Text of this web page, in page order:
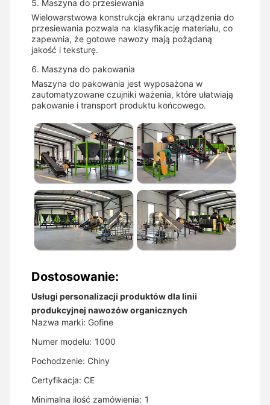
5. Maszyna do przesiewania
Wielowarstwowa konstrukcja ekranu urządzenia do
przesiewania pozwala na klasyfikację materiału, co
zapewnia, że gotowe nawozy mają pożądaną
jakość i teksturę.
6. Maszyna do pakowania
Maszyna do pakowania jest wyposażona w
zautomatyzowane czujniki ważenia, które ułatwiają
pakowanie i transport produktu końcowego.
Dostosowanie:
Usługi personalizacji produktów dla linii
produkcyjnej nawozów organicznych
Nazwa marki: Gofine
Numer modelu: 1000
Pochodzenie: Chiny
Certyfikacja: CE
Minimalna ilość zamówienia: 1